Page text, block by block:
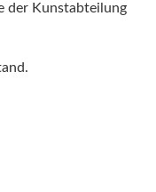
der Kunstabteilung